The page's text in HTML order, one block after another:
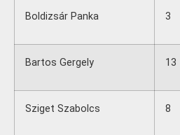
Boldizsár Panka 3
Bartos Gergely 13
Sziget Szabolcs 8